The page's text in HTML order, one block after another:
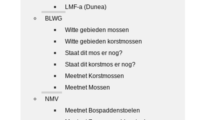
LMF-a (Dunea)
BLWG
Witte gebieden mossen
Witte gebieden korstmossen
Staat dit mos er nog?
Staat dit korstmos er nog?
Meetnet Korstmossen
Meetnet Mossen
NMV
Meetnet Bospaddenstoelen